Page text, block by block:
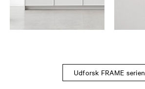
Udforsk FRAME serien